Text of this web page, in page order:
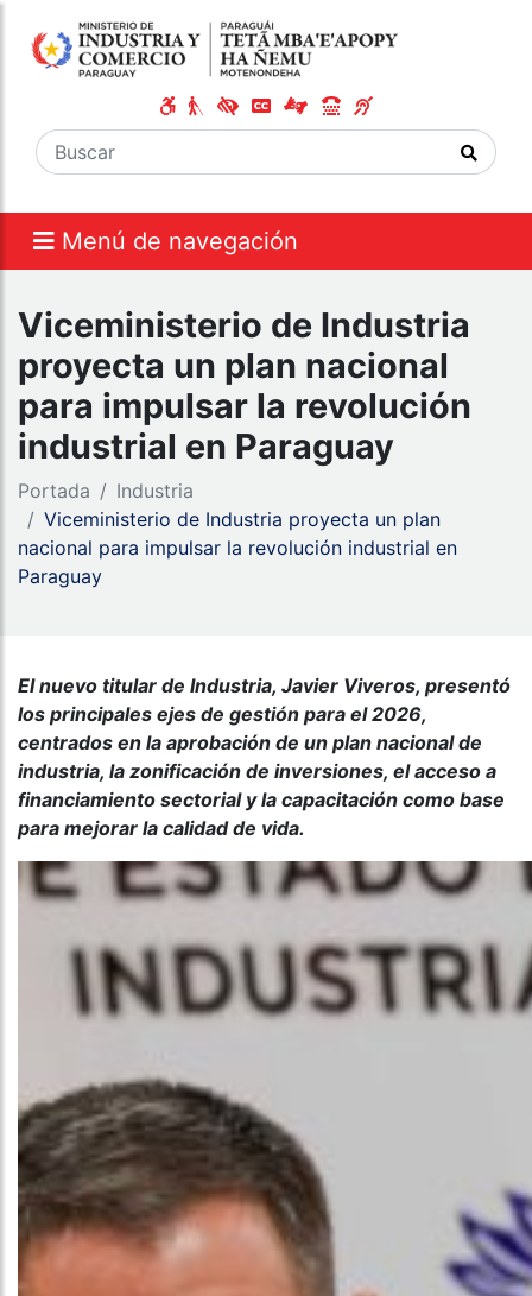
Menú de navegación
Viceministerio de Industria
proyecta un plan nacional
para impulsar la revolución
industrial en Paraguay
Portada
Industria
Viceministerio de Industria proyecta un plan
nacional para impulsar la revolución industrial en
Paraguay
El nuevo titular de Industria, Javier Viveros, presentó
los principales ejes de gestión para el 2026,
centrados en la aprobación de un plan nacional de
industria, la zonificación de inversiones, el acceso a
financiamiento sectorial y la capacitación como base
para mejorar la calidad de vida.